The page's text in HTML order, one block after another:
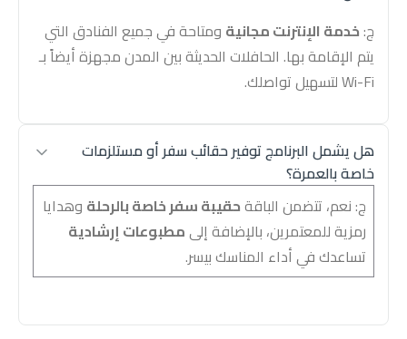
ج:خدمة الإنترنت مجانية ومتاحة في جميع الفنادق التي
يتم الإقامة بها. الحافلات الحديثة بين المدن مجهزة أيضاً بـ
Wi-Fi لتسهيل تواصلك.
هل يشمل البرنامج توفير حقائب سفر أو مستلزمات
خاصة بالعمرة؟
ج: نعم، تتضمن الباقةحقيبة سفر خاصة بالرحلة وهدايا
رمزية للمعتمرين، بالإضافة إلىمطبوعات إرشادية
تساعدك في أداء المناسك بيسر.